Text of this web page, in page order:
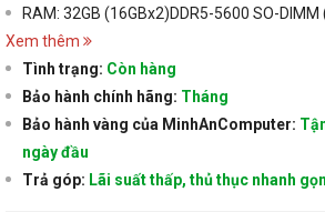
RAM: 32GB (16GBx2)DDR5-5600 SO-
Xem thêm
Tình trạng: Còn hàng
Bảo hành chính hãng: Tháng
Bảo hành vàng của MinhAnComputer:
ngày đầu
Trả góp: Lãi suất thấp, thủ thục nhanh gọn